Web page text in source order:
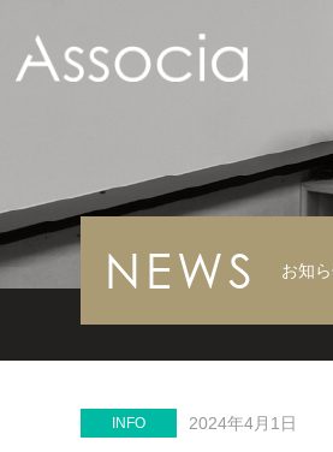
NEWS お知
INFO 2024年4月1日